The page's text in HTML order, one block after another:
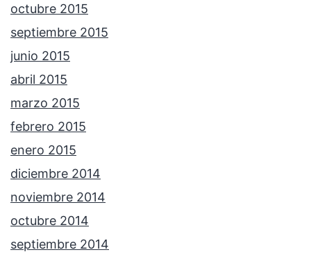
octubre 2015
septiembre 2015
junio 2015
abril 2015
marzo 2015
febrero 2015
enero 2015
diciembre 2014
noviembre 2014
octubre 2014
septiembre 2014